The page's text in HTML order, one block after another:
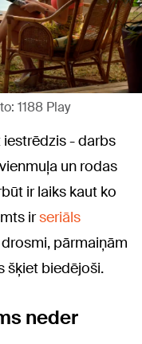
1188 Play
iestrēdzis - darbs
un rodas
ir laiks kaut ko
irseriāls
pārmaiņām
šķiet biedējoši.
neder